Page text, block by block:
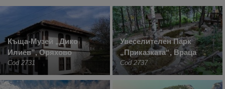
Къща-Музей „Дико
Илиев”, Оряхово
Cod 2731
Увеселителен Парк
„Приказката“, Враца
Cod 2737